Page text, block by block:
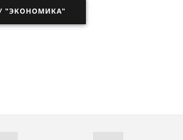
"ЭКОНОМИКА"